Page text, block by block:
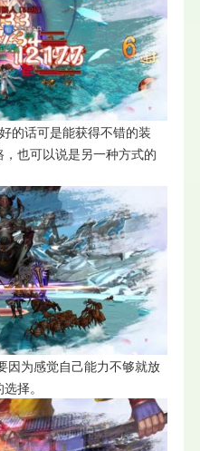
的话可是能获得不错的装
也可以说是另一种方式的
因为感觉自己能力不够就放
择。